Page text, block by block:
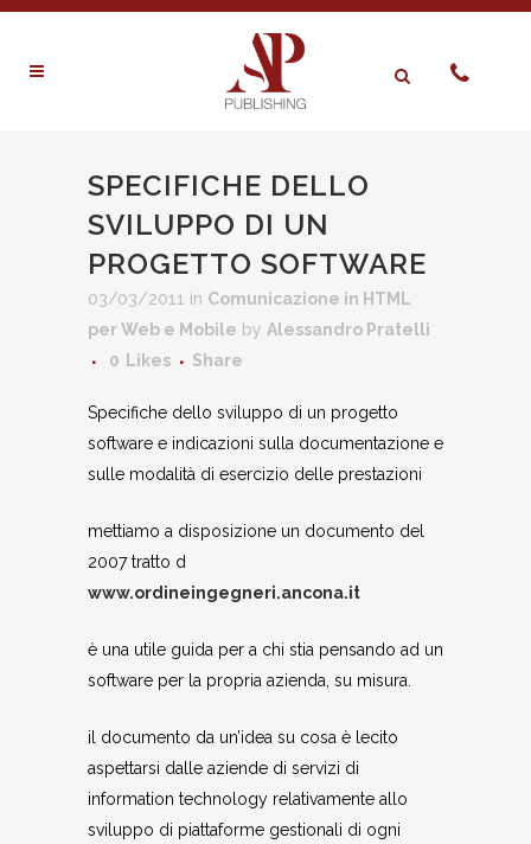
SPECIFICHE DELLO
SVILUPPO DI UN
PROGETTO SOFTWARE
03/03/2011 in Comunicazione in HTML
per Web e Mobile by Alessandro Pratelli
0 Likes Share
Specifiche dello sviluppo di un progetto
software e indicazioni sulla documentazione e
sulle modalità di esercizio delle prestazioni
mettiamo a disposizione un documento del
2007 tratto d
www.ordineingegneri.ancona.it
è una utile guida per a chi stia pensando ad un
software per la propria azienda, su misura.
il documento da un’idea su cosa è lecito
aspettarsi dalle aziende di servizi di
information technology relativamente allo
sviluppo di piattaforme gestionali di ogni